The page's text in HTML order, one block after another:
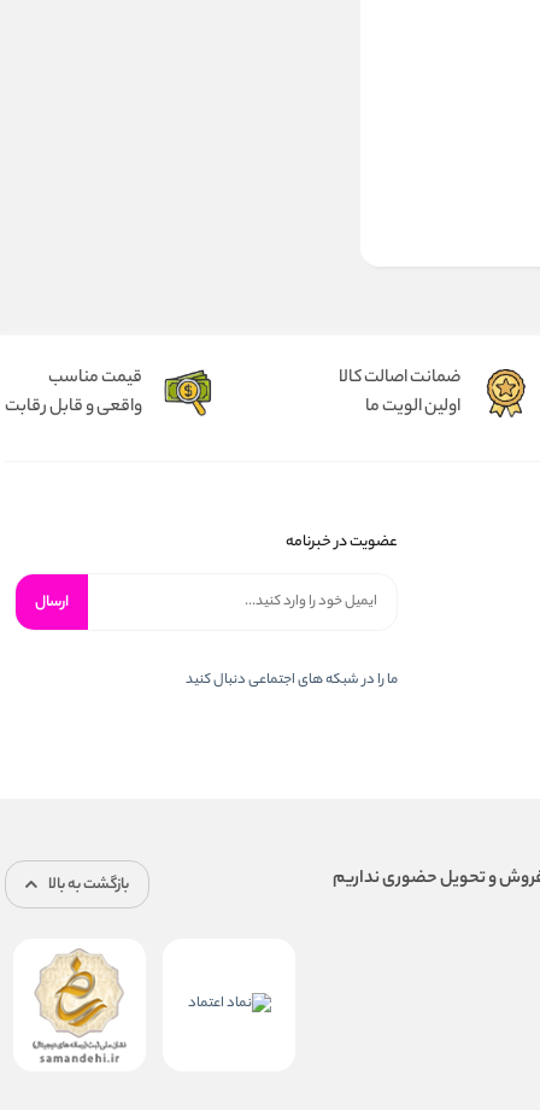
ضمانت اصالت کالا
اولین الویت ما
قیمت مناسب
واقعی و قابل رقابت
عضویت در خبرنامه
ارسال
ما را در شبكه های اجتماعی دنبال کنید
بازگشت به بالا